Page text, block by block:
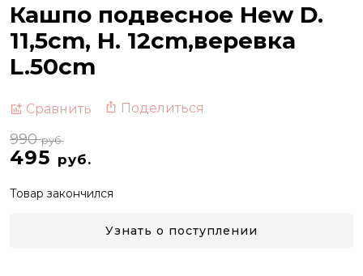
Кашпо подвесное Hew D.
11,5cm, H. 12cm,веревка
L.50cm
Сравнить Поделиться
495 руб.
990руб.
Товар закончился
Узнать о поступлении